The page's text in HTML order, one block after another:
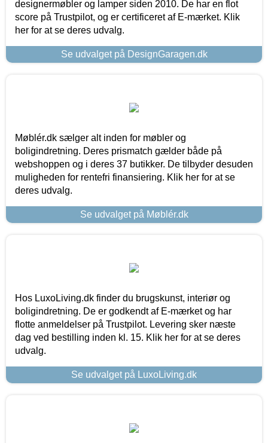
designermøbler og lamper siden 2010. De har en flot
score på Trustpilot, og er certificeret af E-mærket. Klik
her for at se deres udvalg.
Se udvalget på DesignGaragen.dk
Møblér.dk sælger alt inden for møbler og
boligindretning. Deres prismatch gælder både på
webshoppen og i deres 37 butikker. De tilbyder desuden
muligheden for rentefri finansiering. Klik her for at se
deres udvalg.
Se udvalget på Møblér.dk
Hos LuxoLiving.dk finder du brugskunst, interiør og
boligindretning. De er godkendt af E-mærket og har
flotte anmeldelser på Trustpilot. Levering sker næste
dag ved bestilling inden kl. 15. Klik her for at se deres
udvalg.
Se udvalget på LuxoLiving.dk